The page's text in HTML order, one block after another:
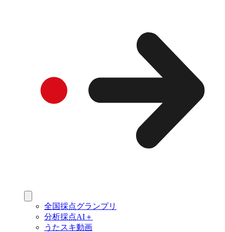
全国採点グランプリ
分析採点AI＋
うたスキ動画